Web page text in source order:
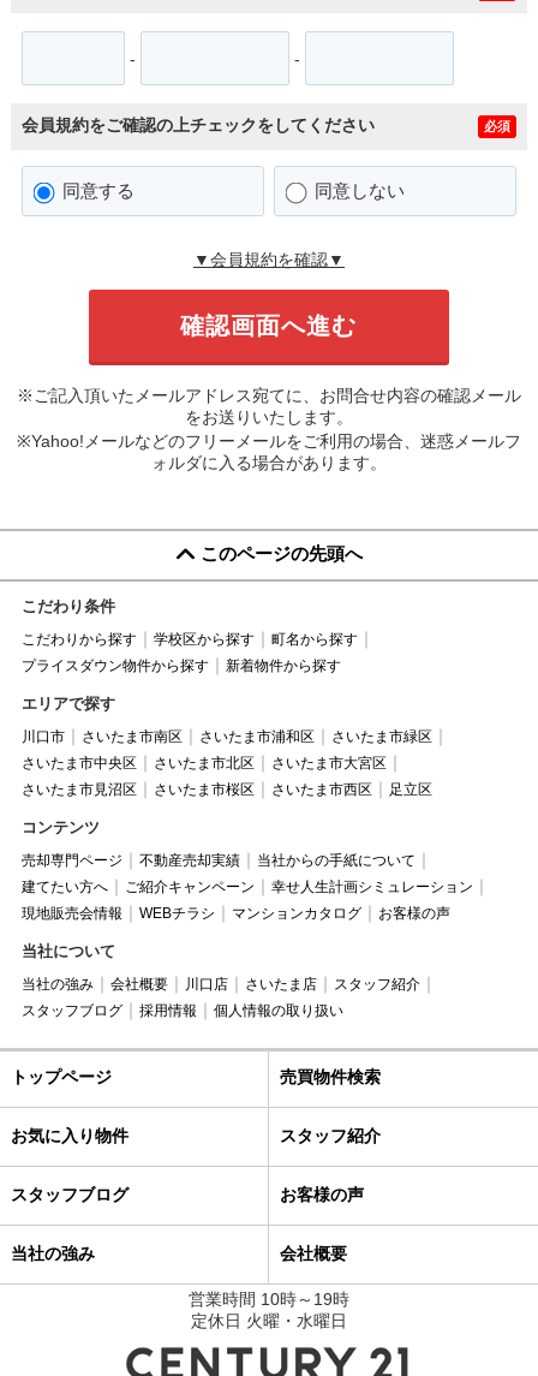
- -
会員規約をご確認の上チェックをしてください 必須
同意する 同意しない
▼会員規約を確認▼
※ご記入頂いたメールアドレス宛てに、お問合せ内容の確認メール
をお送りいたします。
※Yahoo!メールなどのフリーメールをご利用の場合、迷惑メールフ
ォルダに入る場合があります。
このページの先頭へ
こだわり条件
こだわりから探す 学校区から探す
町名から探す
プライスダウン物件から探す
新着物件から探す
エリアで探す
川口市 さいたま市南区 さいたま市浦和区
さいたま市緑区
さいたま市中央区
さいたま市北区
さいたま市大宮区
さいたま市見沼区
さいたま市桜区 さいたま市西区 足立区
コンテンツ
売却専門ページ 不動産売却実績
当社からの手紙について
建てたい方へ
ご紹介キャンペーン
幸せ人生計画シミュレーション
現地販売会情報
WEBチラシ マンションカタログ お客様の声
当社について
当社の強み 会社概要 川口店 さいたま店
スタッフ紹介
スタッフブログ
採用情報 個人情報の取り扱い
トップページ 売買物件検索
お気に入り物件 スタッフ紹介
スタッフブログ お客様の声
当社の強み 会社概要
営業時間 10時～19時
定休日 火曜・水曜日